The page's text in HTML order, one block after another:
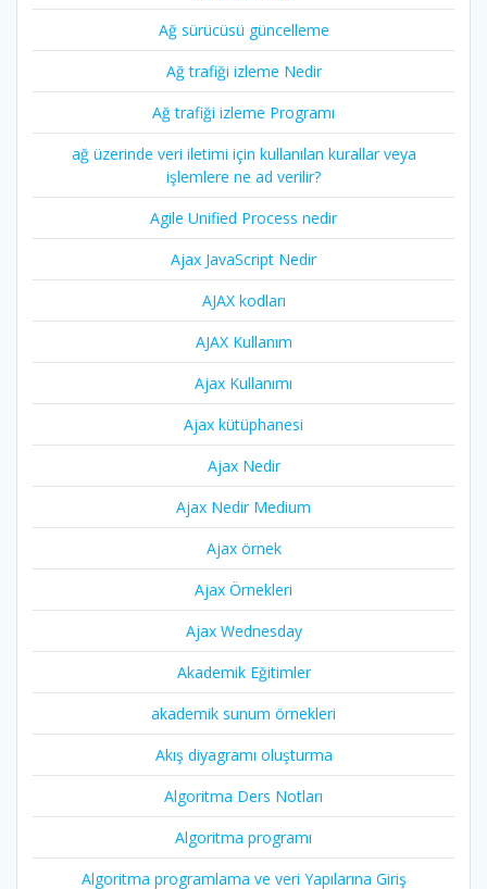
Ağ sürücüsü güncelleme
Ağ trafiği izleme Nedir
Ağ trafiği izleme Programı
ağ üzerinde veri iletimi için kullanılan kurallar veya
işlemlere ne ad verilir?
Agile Unified Process nedir
Ajax JavaScript Nedir
AJAX kodları
AJAX Kullanım
Ajax Kullanımı
Ajax kütüphanesi
Ajax Nedir
Ajax Nedir Medium
Ajax örnek
Ajax Örnekleri
Ajax Wednesday
Akademik Eğitimler
akademik sunum örnekleri
Akış diyagramı oluşturma
Algoritma Ders Notları
Algoritma programı
Algoritma programlama ve veri Yapılarına Giriş